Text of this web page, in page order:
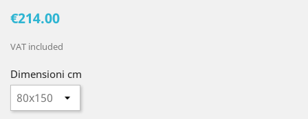
€214.00
VAT included
Dimensioni cm